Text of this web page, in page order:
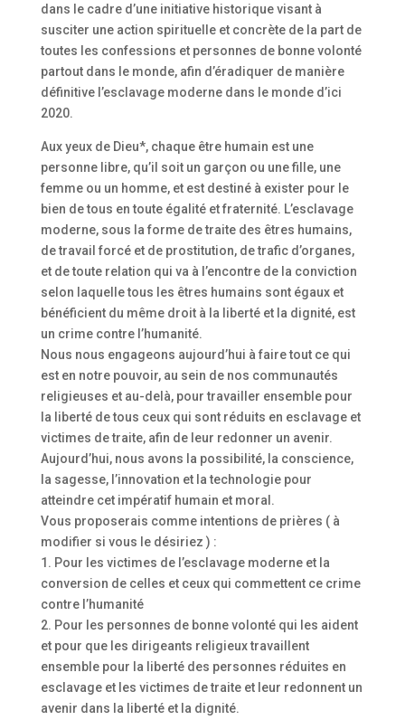
dans le cadre d’une initiative historique visant à
susciter une action spirituelle et concrète de la part de
toutes les confessions et personnes de bonne volonté
partout dans le monde, afin d’éradiquer de manière
définitive l’esclavage moderne dans le monde d’ici
2020.
Aux yeux de Dieu*, chaque être humain est une
personne libre, qu’il soit un garçon ou une fille, une
femme ou un homme, et est destiné à exister pour le
bien de tous en toute égalité et fraternité. L’esclavage
moderne, sous la forme de traite des êtres humains,
de travail forcé et de prostitution, de trafic d’organes,
et de toute relation qui va à l’encontre de la conviction
selon laquelle tous les êtres humains sont égaux et
bénéficient du même droit à la liberté et la dignité, est
un crime contre l’humanité.
Nous nous engageons aujourd’hui à faire tout ce qui
est en notre pouvoir, au sein de nos communautés
religieuses et au-delà, pour travailler ensemble pour
la liberté de tous ceux qui sont réduits en esclavage et
victimes de traite, afin de leur redonner un avenir.
Aujourd’hui, nous avons la possibilité, la conscience,
la sagesse, l’innovation et la technologie pour
atteindre cet impératif humain et moral.
Vous proposerais comme intentions de prières ( à
modifier si vous le désiriez ) :
1. Pour les victimes de l’esclavage moderne et la
conversion de celles et ceux qui commettent ce crime
contre l’humanité
2. Pour les personnes de bonne volonté qui les aident
et pour que les dirigeants religieux travaillent
ensemble pour la liberté des personnes réduites en
esclavage et les victimes de traite et leur redonnent un
avenir dans la liberté et la dignité.